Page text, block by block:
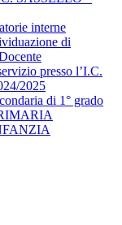
interne
di
presso l’I.C.
2025
di 1° grado